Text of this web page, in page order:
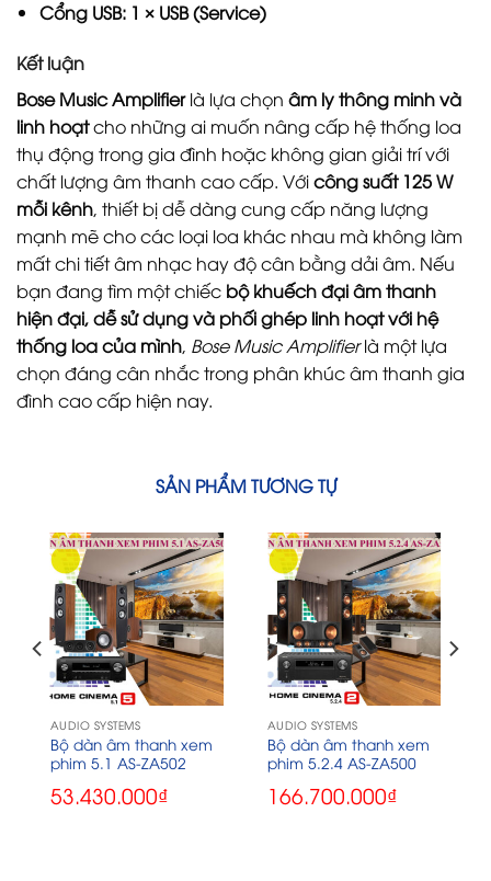
Cổng USB: 1 × USB (Service)
Kết luận
Bose Music Amplifierlà lựa chọn âm ly thông minh và
linh hoạtcho những ai muốn nâng cấp hệ thống loa
thụ động trong gia đình hoặc không gian giải trí với
chất lượng âm thanh cao cấp. Vớicông suất 125 W
mỗi kênh, thiết bị dễ dàng cung cấp năng lượng
mạnh mẽ cho các loại loa khác nhau mà không làm
mất chi tiết âm nhạc hay độ cân bằng dải âm. Nếu
bạn đang tìm một chiếc bộ khuếch đại âm thanh
hiện đại, dễ sử dụng và phối ghép linh hoạt với hệ
thống loa của mình, Bose Music Amplifierlà một lựa
chọn đáng cân nhắc trong phân khúc âm thanh gia
đình cao cấp hiện nay.
SẢN PHẨM TƯƠNG TỰ
AUDIO SYSTEMS
Bộ dàn âm thanh xem
phim 5.1 AS-ZA502
53.430.000₫
AUDIO SYSTEMS
Bộ dàn âm thanh xem
phim 5.2.4 AS-ZA500
166.700.000₫